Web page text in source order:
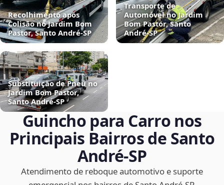
Recolhimento após
Colisão no Jardim Bom
Pastor, Santo André‑SP
Transporte de
Automóvel no Jardim
Bom Pastor, Santo
André‑SP
Substituição de Pneu no
Jardim Bom Pastor,
Santo André‑SP
Guincho para Carro nos
Principais Bairros de Santo
André‑SP
Atendimento de reboque automotivo e suporte